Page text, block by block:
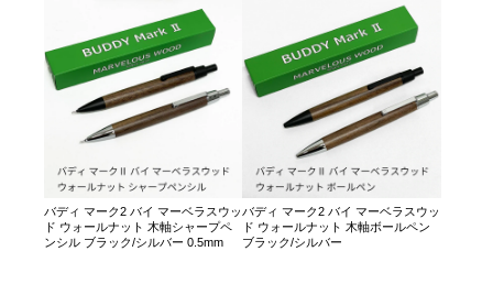
バディ マーク2 バイ マーベラスウッ
ド ウォールナット 木軸シャープペ
ンシル ブラック/シルバー 0.5mm
バディ マーク2 バイ マーベラスウッ
ド ウォールナット 木軸ボールペン
ブラック/シルバー